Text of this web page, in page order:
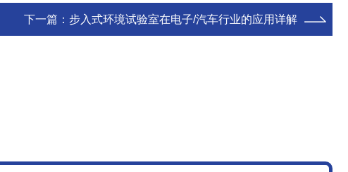
下一篇： 步入式环境试验室在电子/汽车行业的应用详解